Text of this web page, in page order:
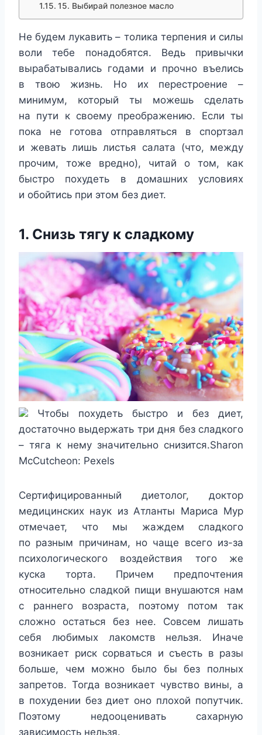
15. Выбирай полезное масло
Не будем лукавить – толика терпения и силы
воли тебе понадобятся. Ведь привычки
вырабатывались годами и прочно въелись
в твою жизнь. Но их перестроение –
минимум, который ты можешь сделать
на пути к своему преображению. Если ты
пока не готова отправляться в спортзал
и жевать лишь листья салата (что, между
прочим, тоже вредно), читай о том, как
быстро похудеть в домашних условиях
и обойтись при этом без диет.
1. Снизь тягу к сладкому
Чтобы похудеть быстро и без диет,
достаточно выдержать три дня без сладкого
– тяга к нему значительно снизится.Sharon
McCutcheon: Pexels
Сертифицированный диетолог, доктор
медицинских наук из Атланты Мариса Мур
отмечает, что мы жаждем сладкого
по разным причинам, но чаще всего из-за
психологического воздействия того же
куска торта. Причем предпочтения
относительно сладкой пищи внушаются нам
с раннего возраста, поэтому потом так
сложно остаться без нее. Совсем лишать
себя любимых лакомств нельзя. Иначе
возникает риск сорваться и съесть в разы
больше, чем можно было бы без полных
запретов. Тогда возникает чувство вины, а
в похудении без диет оно плохой попутчик.
Поэтому недооценивать сахарную
зависимость нельзя.